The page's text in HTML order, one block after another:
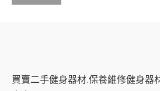
買賣二手健身器材.保養維修健身器